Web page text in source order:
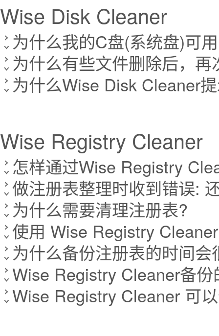
Wise Disk Cleaner
为什么我的C盘(系统盘)可
为什么有些文件删除后，
为什么Wise Disk Cleaner
Wise Registry Cleaner
怎样通过Wise Registry
做注册表整理时收到错误:
为什么需要清理注册表?
使用 Wise Registry
为什么备份注册表的时间会
Wise Registry Cleaner备
Wise Registry Cleaner 可